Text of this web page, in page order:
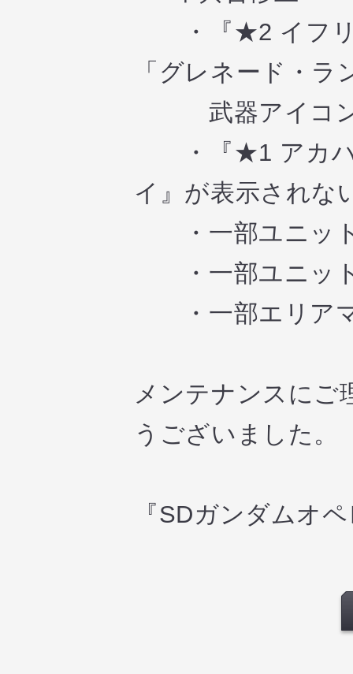
・『★2 イフリ
「グレネード・ラ
武器アイコン
・『★1 アカハ
イ』が表示されな
・一部ユニット
・一部ユニット
・一部エリアマ
メンテナンスにご
うございました。
『SDガンダムオ